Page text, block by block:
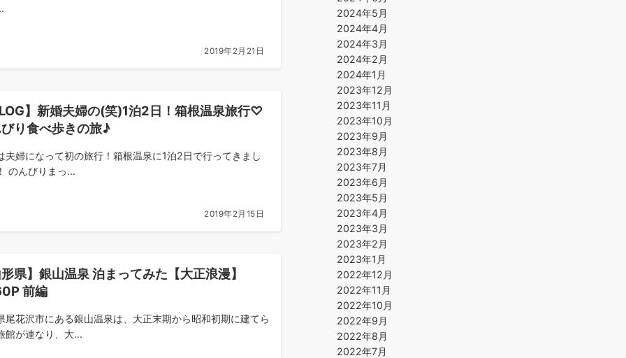
2019年2月21日
】新婚夫婦の(笑)1泊2日！箱根温泉旅行♡
り食べ歩きの旅♪
夫婦になって初の旅行！箱根温泉に1泊2日で行ってきまし
のんびりまっ...
2019年2月15日
県】銀山温泉 泊まってみた【大正浪漫】
前編
尾花沢市にある銀山温泉は、大正末期から昭和初期に建てら
館が連なり、大...
2024年5月
2024年4月
2024年3月
2024年2月
2024年1月
2023年12月
2023年11月
2023年10月
2023年9月
2023年8月
2023年7月
2023年6月
2023年5月
2023年4月
2023年3月
2023年2月
2023年1月
2022年12月
2022年11月
2022年10月
2022年9月
2022年8月
2022年7月